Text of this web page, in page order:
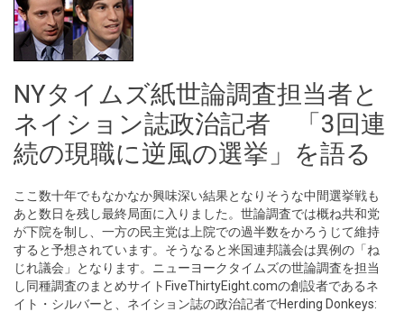
NYタイムズ紙世論調査担当者と
ネイション誌政治記者 「3回連
続の現職に逆風の選挙」を語る
ここ数十年でもなかなか興味深い結果となりそうな中間選挙戦も
あと数日を残し最終局面に入りました。世論調査では概ね共和党
が下院を制し、一方の民主党は上院での過半数をかろうじて維持
すると予想されています。そうなると米国連邦議会は異例の「ね
じれ議会」となります。ニューヨークタイムズの世論調査を担当
し同種調査のまとめサイトFiveThirtyEight.comの創設者であるネ
イト・シルバーと、ネイション誌の政治記者でHerding Donkeys: